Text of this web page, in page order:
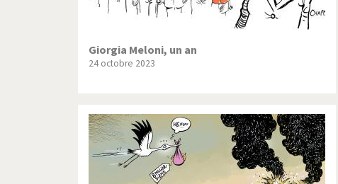
Giorgia Meloni, un an
24 octobre 2023